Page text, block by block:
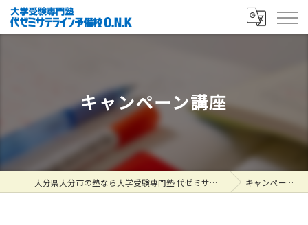
キャンペーン講座
大分県大分市の塾なら大学受験専門塾 代ゼミサテライン予備校O.N.K キャンペーン講座